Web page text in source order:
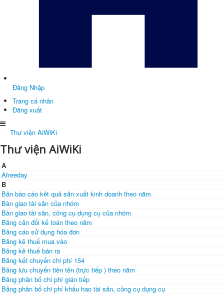
Đăng Nhập
Trang cá nhân
Đăng xuất
Thư viện AiWiKi
Thư viện AiWiKi
A
Afreeday
B
Bản báo cáo kết quả sản xuất kinh doanh theo năm
Bàn giao tài sản của nhóm
Bàn giao tài sản, công cụ dụng cụ của nhóm
Bảng cân đối kế toán theo năm
Bảng cáo sử dụng hóa đơn
Bảng kê thuế mua vào
Bảng kê thuế bán ra
Bảng kết chuyển chi phí 154
Bảng lưu chuyển tiền tên (trực tiếp ) theo năm
Bảng phân bổ chi phí gián tiếp
Bảng phân bổ chi phí khấu hao tài sản, công cụ dụng cụ